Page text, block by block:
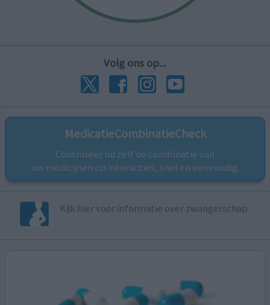
Volg ons op...
MedicatieCombinatieCheck
Controleer nu zelf de combinatie van
uw medicijnen op interacties, snel en eenvoudig.
Kijk hier voor informatie over zwangerschap.